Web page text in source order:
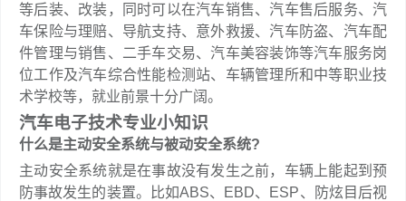
等后装、改装，同时可以在汽车销售、汽车售后服务、汽
车保险与理赔、导航支持、意外救援、汽车防盗、汽车配
件管理与销售、二手车交易、汽车美容装饰等汽车服务岗
位工作及汽车综合性能检测站、车辆管理所和中等职业技
术学校等，就业前景十分广阔。
汽车电子技术专业小知识
什么是主动安全系统与被动安全系统?
主动安全系统就是在事故没有发生之前，车辆上能起到预
防事故发生的装置。比如ABS、EBD、ESP、防炫目后视